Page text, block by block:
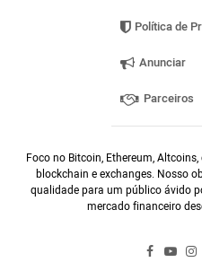
Política de
Anunciar
Parceiros
Foco no Bitcoin, Ethereum,
blockchain e exchanges. Nosso
qualidade para um público ávido
mercado financeiro